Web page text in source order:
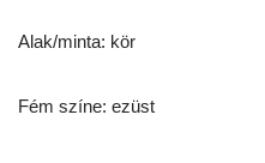
Alak/minta: kör
Fém színe: ezüst